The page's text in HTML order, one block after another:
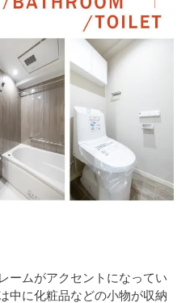
ームがアクセントになってい
中に化粧品などの小物が収納